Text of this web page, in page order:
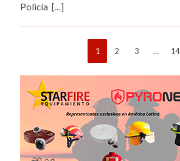
Policía […]
1 2 3 … 14